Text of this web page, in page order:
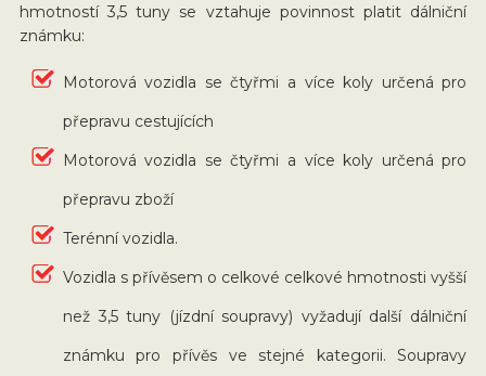
hmotností 3,5 tuny se vztahuje povinnost platit dálniční
známku:
Motorová vozidla se čtyřmi a více koly určená pro
přepravu cestujících
Motorová vozidla se čtyřmi a více koly určená pro
přepravu zboží
Terénní vozidla.
Vozidla s přívěsem o celkové celkové hmotnosti vyšší
než 3,5 tuny (jízdní soupravy) vyžadují další dálniční
známku pro přívěs ve stejné kategorii. Soupravy